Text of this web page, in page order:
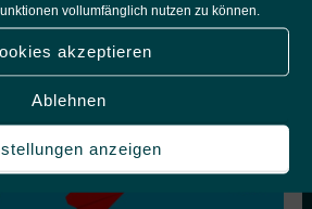
vollumfänglich nutzen zu können.
akzeptieren
Ablehnen
anzeigen
immer, dass der Markt den